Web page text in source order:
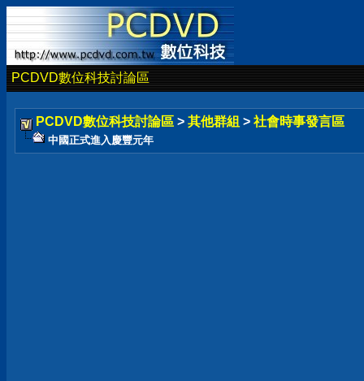
PCDVD數位科技討論區
PCDVD數位科技討論區 > 其他群組 > 社會時事發言區
中國正式進入慶豐元年